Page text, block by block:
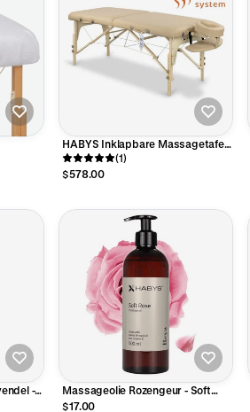
HABYS Inklapbare Massagetafel
Therma (verwarmend)
(1)
$578.00
-
Massageolie Rozengeur - Soft
Rose - 500 ml
$17.00